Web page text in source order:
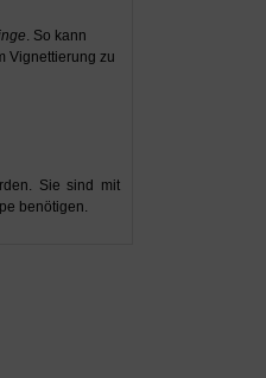
. So kann
Vignettierung zu
Sie sind mit
benötigen.